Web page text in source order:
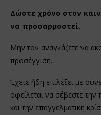
Δώστε χρόνο στον
να προσαρμοστεί.
Μην τον αναγκάζετε να
προσέγγιση.
Έχετε ήδη επιλέξει με
οφείλεται να σέβεστε την
και την επαγγελματική